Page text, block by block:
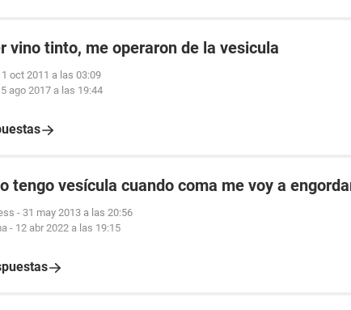
vino tinto, me operaron de la vesicula
1 oct 2011 a las 03:09
5 ago 2017 a las 19:44
tengo vesícula cuando coma me voy a
- 31 may 2013 a las 20:56
- 12 abr 2022 a las 19:15